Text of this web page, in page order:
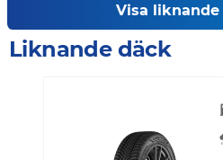
Visa liknande
Liknande däck